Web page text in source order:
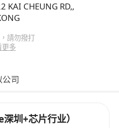
KAI CHEUNG RD,,
請勿撥打
更多
司
圳+芯片行业）